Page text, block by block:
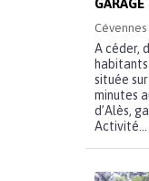
A céder,
habitants
située
minutes
d’Alès,
Activité...